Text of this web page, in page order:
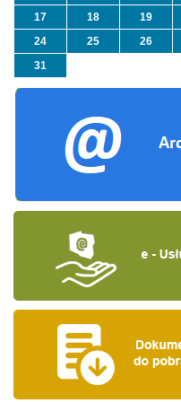
17
18 19
24
25 26
31